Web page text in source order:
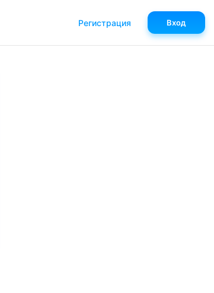
Регистрация Вход